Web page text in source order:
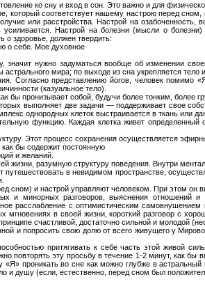
ко сну и вход в сон. Это важно и для
соответствует нашему настрою перед
или расстройства. Настрой на озабоченность,
Настрой на болезни (мысли о
о здоровье, должен твердить:
о себе. Мое духовное
значит нужно задуматься вообще об изменении
мира; по выходе из сна укрепляется тело
Согласно представлению йогов, человек помимо
(казуальное тело).
бы пронизывает собой, будучи более тонким, более
выполняет две задачи — поддерживает свое
однородных клеток выстраивается в ткань или
функцию. Каждая клетка живет определенный
Этот процесс сохранения осуществляется
бы содержит постоянную
и желаний.
жизни, разумную структуру поведения. Внутри
в невидимом пространстве,
сном) и настрой управляют человеком. При этом он
и минорных разговоров, выяснения отношений
расслабление с оптимистическим самовнушением
в своей жизни, короткий разговор с
счастливой, достаточно сильной и молодой
и попросить свою долю от всего живущего у
притягивать к себе часть этой живой
повторять эту просьбу в течение 1-2 минут, как
проникать во сне как можно глубже в
и душу (если, естественно, перед сном был